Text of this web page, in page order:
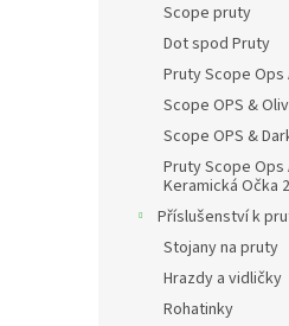
Scope pruty
Dot spod Pruty
Pruty Scope
Scope OPS &
Scope OPS &
Pruty Scope
Keramická Očka
Příslušenství k
Stojany na pruty
Hrazdy a vidličky
Rohatinky